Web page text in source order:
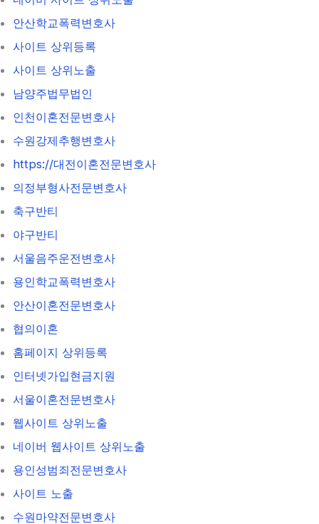
안산학교폭력변호사
사이트 상위등록
사이트 상위노출
남양주법무법인
인천이혼전문변호사
수원강제추행변호사
https://대전이혼전문변호사
의정부형사전문변호사
축구반티
야구반티
서울음주운전변호사
용인학교폭력변호사
안산이혼전문변호사
협의이혼
홈페이지 상위등록
인터넷가입현금지원
서울이혼전문변호사
웹사이트 상위노출
네이버 웹사이트 상위노출
용인성범죄전문변호사
사이트 노출
수원마약전문변호사